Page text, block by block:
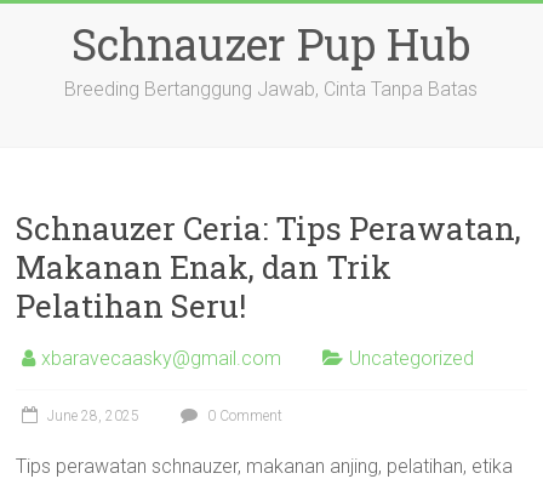
Schnauzer Pup Hub
Breeding Bertanggung Jawab, Cinta Tanpa Batas
Schnauzer Ceria: Tips Perawatan,
Makanan Enak, dan Trik
Pelatihan Seru!
xbaravecaasky@gmail.com Uncategorized
June 28, 2025 0 Comment
Tips perawatan schnauzer, makanan anjing, pelatihan, etika